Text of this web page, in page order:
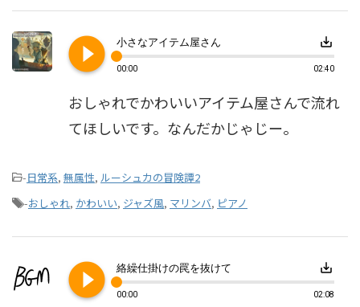
play_circle_filled 小さなアイテム屋さん save_alt
00:00 02:40
おしゃれでかわいいアイテム屋さんで流れ
てほしいです。なんだかじゃじー。
-日常系, 無属性, ルーシュカの冒険譚2
-おしゃれ, かわいい, ジャズ風, マリンバ, ピアノ
play_circle_filled 絡繰仕掛けの罠を抜けて save_alt
00:00 02:08